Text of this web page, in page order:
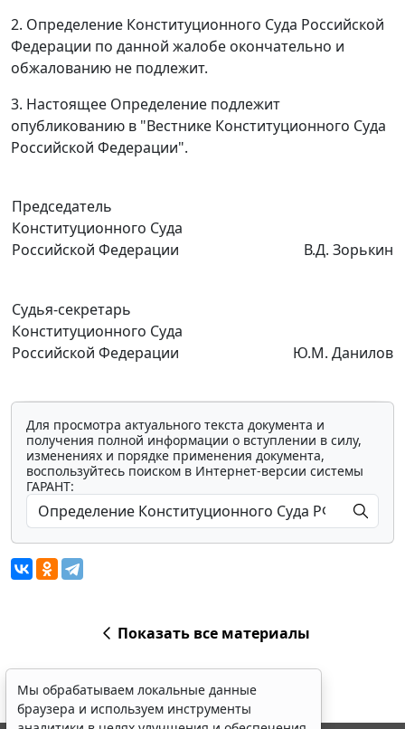
2. Определение Конституционного Суда Российской
Федерации по данной жалобе окончательно и
обжалованию не подлежит.
3. Настоящее Определение подлежит
опубликованию в "Вестнике Конституционного Суда
Российской Федерации".
Председатель
Конституционного Суда
Российской Федерации
В.Д. Зорькин
Судья-секретарь
Конституционного Суда
Российской Федерации
Ю.М. Данилов
Для просмотра актуального текста документа и
получения полной информации о вступлении в силу,
изменениях и порядке применения документа,
воспользуйтесь поиском в Интернет-версии системы
ГАРАНТ:
Показать все материалы
Мы обрабатываем локальные данные
браузера и используем инструменты